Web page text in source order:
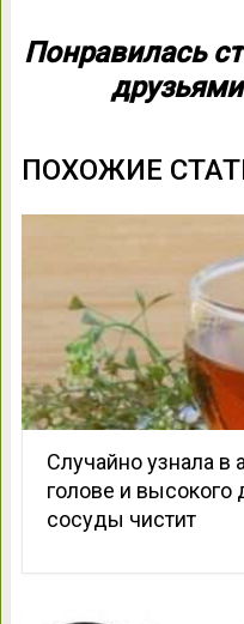
Понравилась
ПОХОЖИЕ
Случайно узнала в
голове и
сосуды чистит